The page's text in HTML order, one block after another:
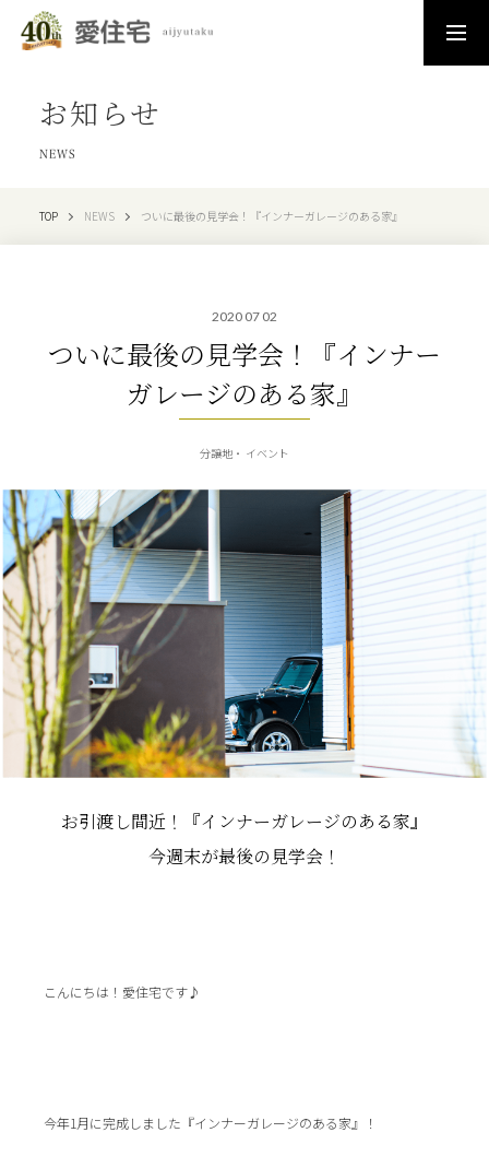
お知らせ
NEWS
TOP NEWS ついに最後の見学会！『インナーガレージのある家』
2020 07 02
ついに最後の見学会！『インナー
ガレージのある家』
分譲地 イベント
お引渡し間近！『インナーガレージのある家』
今週末が最後の見学会！
こんにちは！愛住宅です♪
今年1月に完成しました『インナーガレージのある家』！